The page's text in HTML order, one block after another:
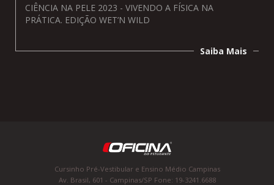
CIÊNCIA NA PELE 2023 - VIVENDO A FÍSICA NA
PRÁTICA. EDIÇÃO WET’N WILD
Saiba Mais
Cursinho Pré-Vestibular e Ensino Médio Campinas
Av. Brasil, 601 - Campinas/SP Fone: 19-3241.6688